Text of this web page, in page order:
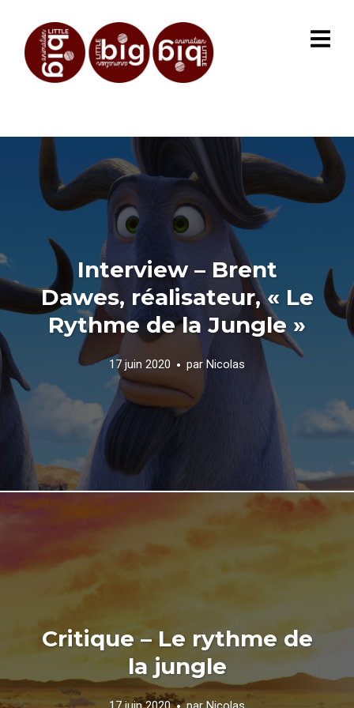
Interview – Brent
Dawes, réalisateur, « Le
Rythme de la Jungle »
17 juin 2020 par Nicolas
Critique – Le rythme de
la jungle